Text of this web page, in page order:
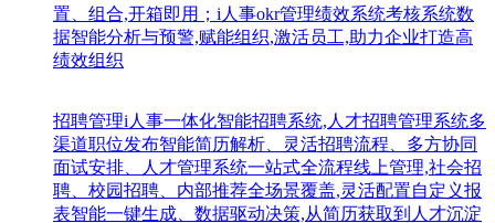
置、组合,开箱即用；i人事okr管理绩效系统考核系统数
据智能分析与预警,赋能组织,激活员工,助力企业打造高
绩效组织
招聘管理i人事一体化智能招聘系统,人才招聘管理系统多
渠道职位发布智能简历解析、灵活招聘流程、多方协同
面试安排、人才管理系统一站式全流程线上管理,社会招
聘、校园招聘、内部推荐全场景覆盖,灵活配置自定义报
表智能一键生成、数据驱动决策,从简历获取到人才沉淀